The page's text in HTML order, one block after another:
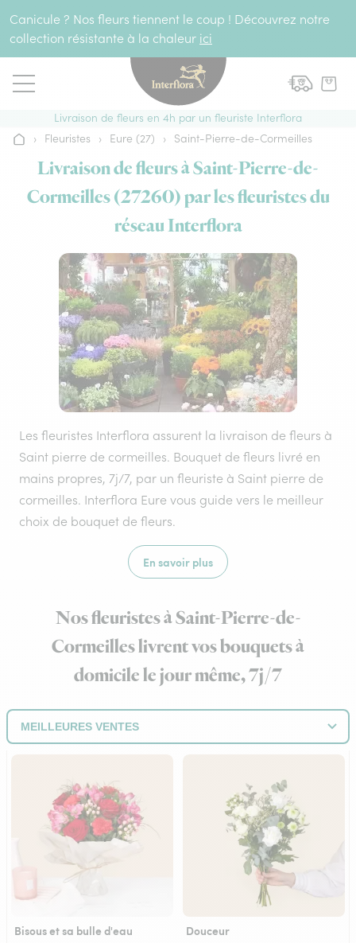
Canicule ? Nos fleurs tiennent le coup ! Découvrez notre
collection résistante à la chaleur ici
Livraison de fleurs en 4h par un fleuriste Interflora
Accueil
› Fleuristes › Eure (27) › Saint-Pierre-de-Cormeilles
Livraison de fleurs à Saint-Pierre-de-
Cormeilles (27260) par les fleuristes du
réseau Interflora
Les fleuristes Interflora assurent la livraison de fleurs à
Saint pierre de cormeilles. Bouquet de fleurs livré en
mains propres, 7j/7, par un fleuriste à Saint pierre de
cormeilles. Interflora Eure vous guide vers le meilleur
choix de bouquet de fleurs.
En savoir plus
Nos fleuristes à Saint-Pierre-de-
Cormeilles livrent vos bouquets à
domicile le jour même, 7j/7
Bisous et sa bulle d'eau Douceur